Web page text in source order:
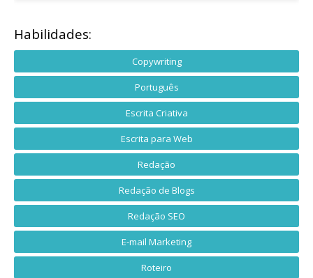
Habilidades:
Copywriting
Português
Escrita Criativa
Escrita para Web
Redação
Redação de Blogs
Redação SEO
E-mail Marketing
Roteiro